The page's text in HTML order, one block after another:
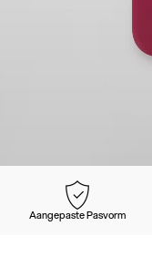
Aangepaste Pasvorm